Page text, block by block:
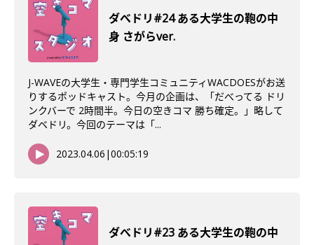
ダべドリ#24 ある大学生の鞄の中
身 さがらver.
J-WAVEの大学生・専門学生コミュニティWACDOESがお送
りするポッドキャスト。今月の企画は、「だべってる ドリ
ンクバーで 2時間半。今日の空きコマ 勝ち確定。」略して
ダベドリ。今回のテーマは「...
2023.04.06 |00:05:19
ダべドリ#23 ある大学生の鞄の中